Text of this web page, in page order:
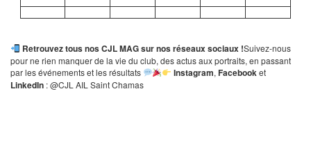
Retrouvez tous nos CJL MAG sur nos réseaux sociaux !Suivez-nous
pour ne rien manquer de la vie du club, des actus aux portraits, en passant
par les événements et les résultats
Instagram, Facebooket
LinkedIn : @CJL AIL Saint Chamas